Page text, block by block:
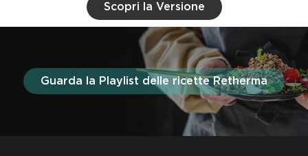
Scopri la Versione
Guarda la Playlist delle ricette Retherma